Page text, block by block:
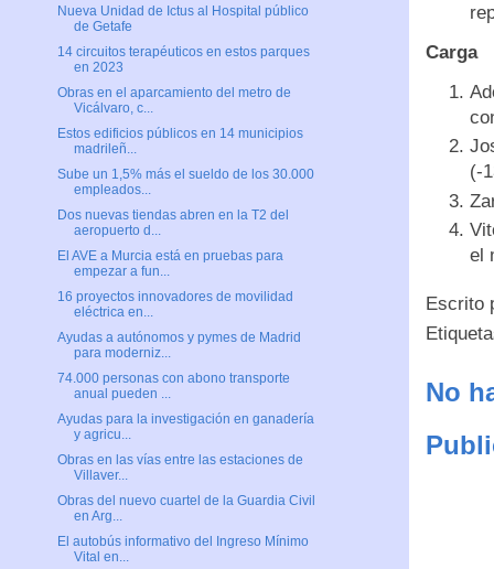
Carga
(-
el
Escrito
No
Nueva Unidad de Ictus al Hospital público
de Getafe
14 circuitos terapéuticos en estos parques
en 2023
Obras en el aparcamiento del metro de
Vicálvaro, c...
Estos edificios públicos en 14 municipios
madrileñ...
Sube un 1,5% más el sueldo de los 30.000
empleados...
Dos nuevas tiendas abren en la T2 del
aeropuerto d...
El AVE a Murcia está en pruebas para
empezar a fun...
16 proyectos innovadores de movilidad
eléctrica en...
Ayudas a autónomos y pymes de Madrid
para moderniz...
74.000 personas con abono transporte
anual pueden ...
Ayudas para la investigación en ganadería
y agricu...
Obras en las vías entre las estaciones de
Villaver...
Obras del nuevo cuartel de la Guardia Civil
en Arg...
El autobús informativo del Ingreso Mínimo
Vital en...